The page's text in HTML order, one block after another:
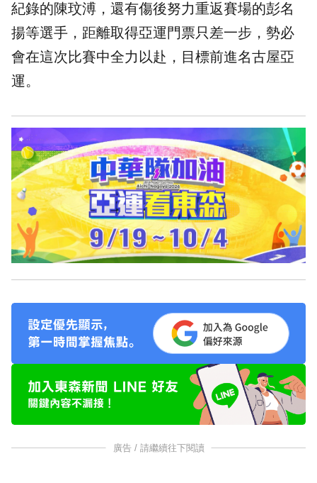
紀錄的陳玟溥，還有傷後努力重返賽場的彭名
揚等選手，距離取得亞運門票只差一步，勢必
會在這次比賽中全力以赴，目標前進名古屋亞
運。
廣告 / 請繼續往下閱讀